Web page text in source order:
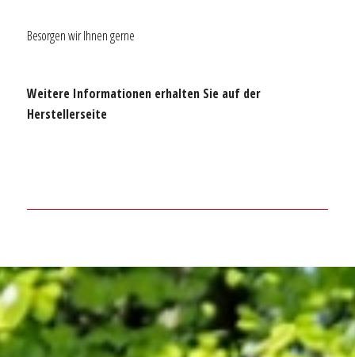
Besorgen wir Ihnen gerne
Weitere Informationen erhalten Sie auf der
Herstellerseite